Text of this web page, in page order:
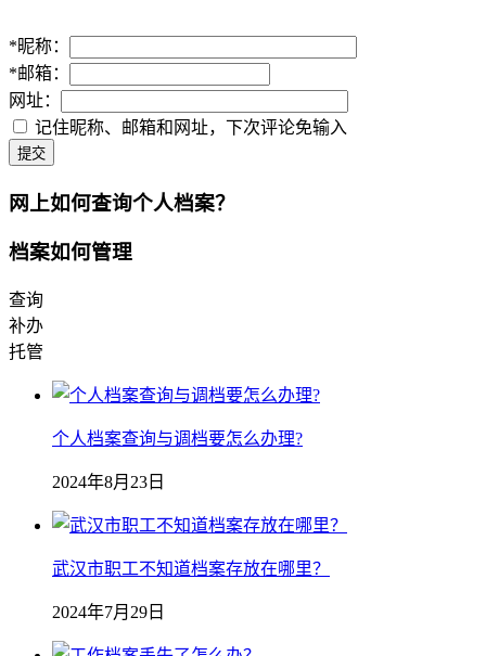
*昵称：
*邮箱：
网址：
记住昵称、邮箱和网址，下次评论免输入
提交
网上如何查询个人档案？
档案如何管理
查询
补办
托管
个人档案查询与调档要怎么办理?
2024年8月23日
武汉市职工不知道档案存放在哪里？
2024年7月29日